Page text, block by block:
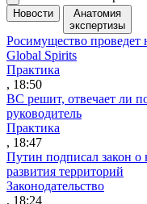
Новости
Анатомия
экспертизы
Росимущество
Global Spirits
Практика
, 18:50
ВС решит, отвечает ли
руководитель
Практика
, 18:47
Путин подписал закон о
развития территорий
Законодательство
, 18:24